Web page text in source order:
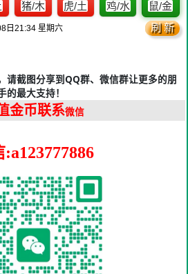
请截图分享到QQ群、微信群让更多的朋
最大支持！
金币联系微信